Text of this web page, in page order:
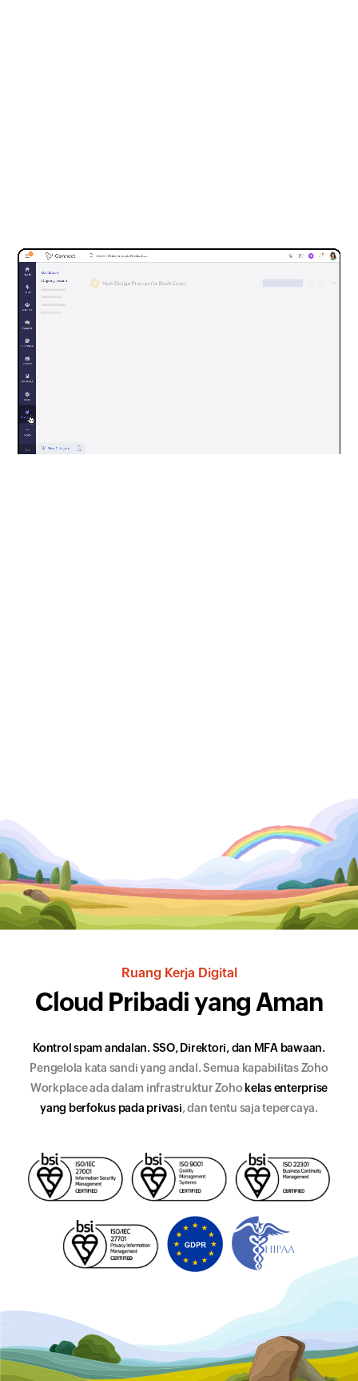
Ruang Kerja Digital
Cloud Pribadiyang Aman
Kontrol spam andalan. SSO, Direktori, dan MFA bawaan.
Pengelola kata sandi yang andal. Semua kapabilitas Zoho
Workplace ada dalam infrastruktur Zoho kelas enterprise
yang berfokus pada privasi, dan tentu saja tepercaya.